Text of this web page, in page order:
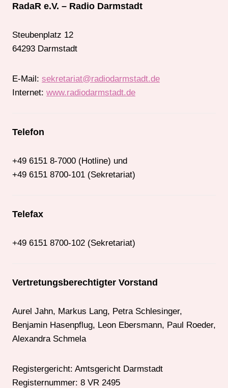
RadaR e.V. – Radio Darmstadt
Steubenplatz 12
64293 Darmstadt
E-Mail: sekretariat@radiodarmstadt.de
Internet: www.radiodarmstadt.de
Telefon
+49 6151 8-7000 (Hotline) und
+49 6151 8700-101 (Sekretariat)
Telefax
+49 6151 8700-102 (Sekretariat)
Vertretungsberechtigter Vorstand
Aurel Jahn, Markus Lang, Petra Schlesinger,
Benjamin Hasenpflug, Leon Ebersmann, Paul Roeder,
Alexandra Schmela
Registergericht: Amtsgericht Darmstadt
Registernummer: 8 VR 2495